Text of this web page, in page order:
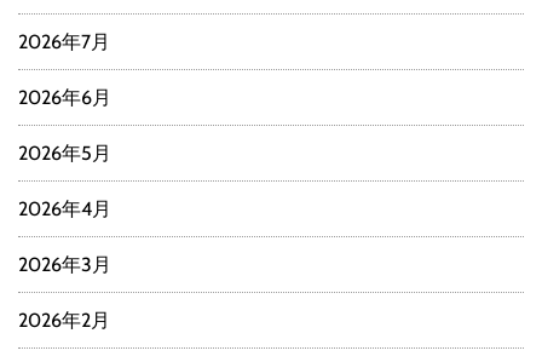
2026年7月
2026年6月
2026年5月
2026年4月
2026年3月
2026年2月